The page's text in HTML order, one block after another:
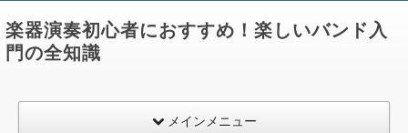
楽器演奏初心者におすすめ！楽しいバンド入
門の全知識
メインメニュー